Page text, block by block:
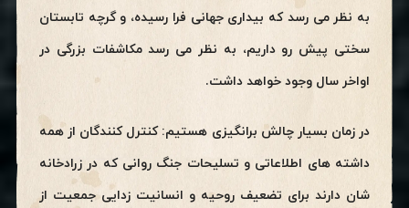
به نظر می رسد که بیداری جهانی فرا رسیده، و گرچه تابستان
سختی پیش رو داریم، به نظر می رسد مکاشفات بزرگی در
اواخر سال وجود خواهد داشت.
در زمان بسیار چالش برانگیزی هستیم: کنترل کنندگان از همه
داشته های اطلاعاتی و تسلیحات جنگ روانی که در زرادخانه
شان دارند برای تضعیف روحیه و انسانیت زدایی جمعیت از